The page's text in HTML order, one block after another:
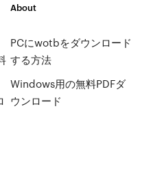
About
PCにwotbをダウンロード
する方法
Windows用の無料PDFダ
ウンロード